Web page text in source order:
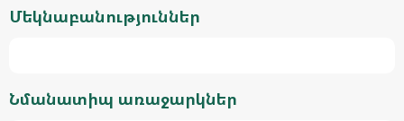
Մեկնաբանություններ
Նմանատիպ առաջարկներ